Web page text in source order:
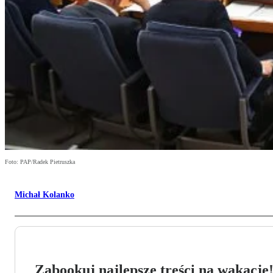
Foto: PAP/Radek Pietruszka
Michał Kolanko